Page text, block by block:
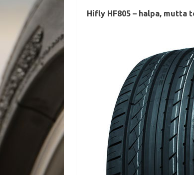
Hifly HF805 – halpa, mutta